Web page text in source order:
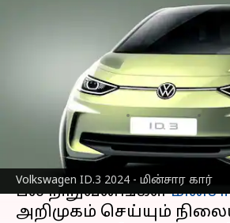
Volkswagen ID.3 2024 - மின்சார கார்
Volkswagen ID.3
மின்சார காரை
செய்கிறது!
என்ன?
எழுதியவர் Siranjeevi Mar 01, 2023
செய்தி முன்னோட்டம்
பல நிறுவனங்கள்
அறிமுகம் செய்யும்